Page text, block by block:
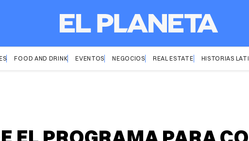
FOOD AND DRINK EVENTOS NEGOCIOS REAL ESTATE HISTORIAS